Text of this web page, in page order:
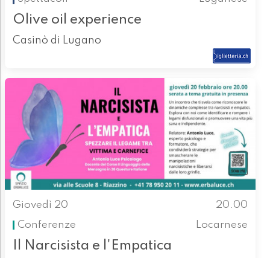
Olive oil experience
Casinò di Lugano
Giovedì 20
20.00
Conferenze
Locarnese
Il Narcisista e l'Empatica